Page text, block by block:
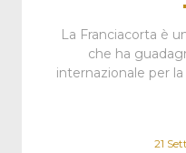
La Franciacorta è
che ha
internazionale per
21